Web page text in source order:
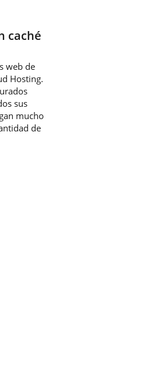
caché
web de
Hosting.
sus
mucho
de